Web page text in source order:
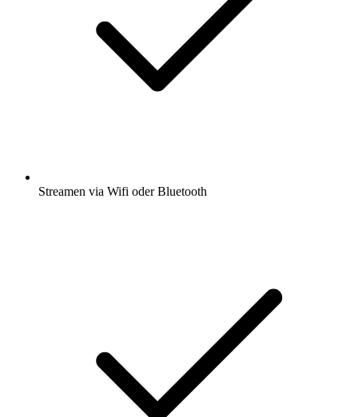
Streamen via Wifi oder Bluetooth